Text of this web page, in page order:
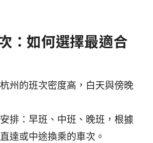
：如何選擇最適合
州的班次密度高，白天與傍晚
排：早班、中班、晚班，根據
達或中途換乘的車次。